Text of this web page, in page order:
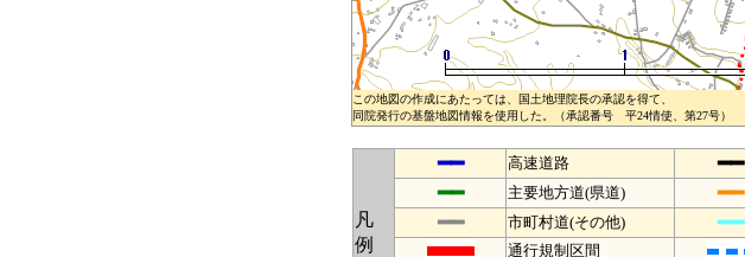
この地図の作成にあたっては、国土地理院長の承認を得て、
同院発行の基盤地図情報を使用した。（承認番号 平24情使、第27号）
凡
例
━━ 高速道路 ━━
━━ 主要地方道(県道) ━━
━━ 市町村道(その他) ━━
通行規制区間